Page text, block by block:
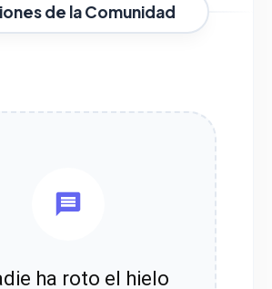
de la Comunidad
ha roto el hielo